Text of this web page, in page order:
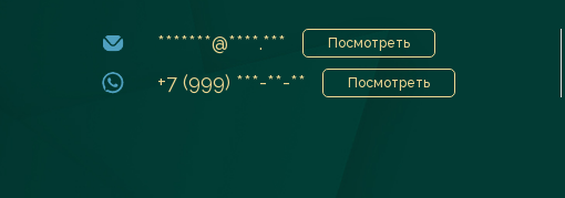
*******@****.*** Посмотреть
+7 (999) ***-**-** Посмотреть